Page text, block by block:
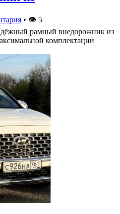
• 👁 5
рамный внедорожник из
комплектации